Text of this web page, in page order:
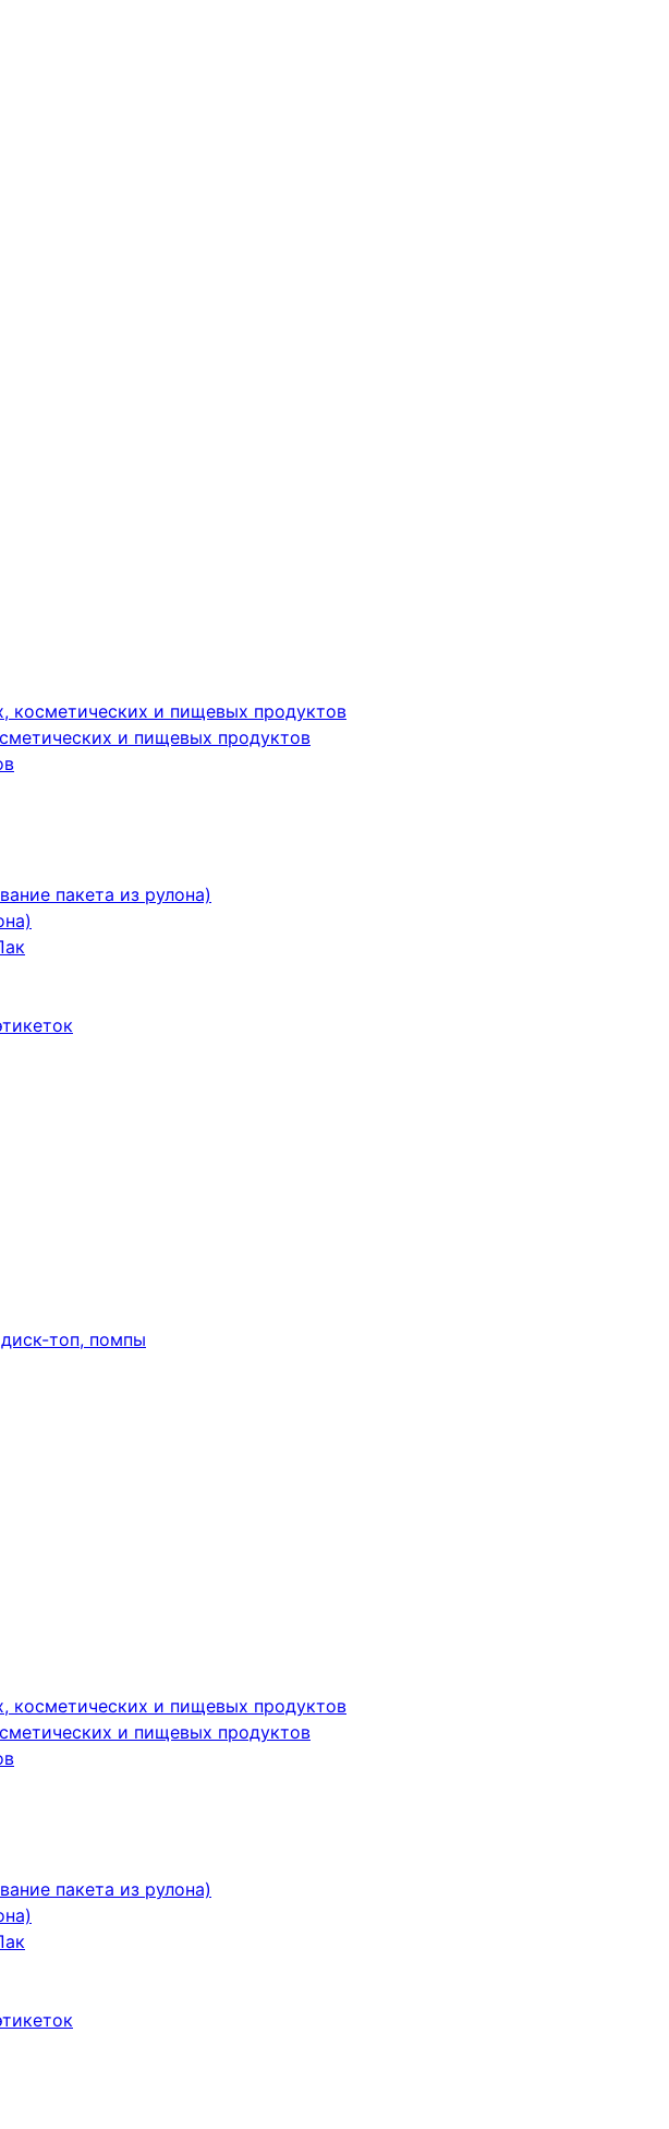
косметических и пищевых продуктов
и пищевых продуктов
пакета из рулона)
топ, помпы
косметических и пищевых продуктов
и пищевых продуктов
пакета из рулона)